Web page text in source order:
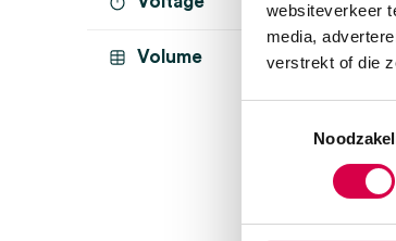
websiteverkeer
media,
verstrekt of die
2 laags (3)
Volume